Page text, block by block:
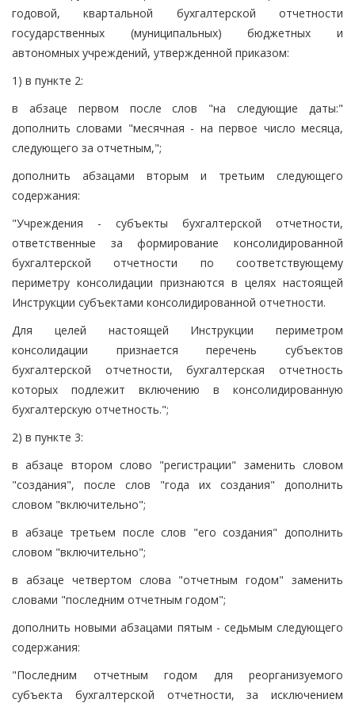
годовой, квартальной бухгалтерской отчетности
государственных (муниципальных) бюджетных и
автономных учреждений, утвержденной приказом:
1) в пункте 2:
в абзаце первом после слов "на следующие даты:"
дополнить словами "месячная - на первое число месяца,
следующего за отчетным,";
дополнить абзацами вторым и третьим следующего
содержания:
"Учреждения - субъекты бухгалтерской отчетности,
ответственные за формирование консолидированной
бухгалтерской отчетности по соответствующему
периметру консолидации признаются в целях настоящей
Инструкции субъектами консолидированной отчетности.
Для целей настоящей Инструкции периметром
консолидации признается перечень субъектов
бухгалтерской отчетности, бухгалтерская отчетность
которых подлежит включению в консолидированную
бухгалтерскую отчетность.";
2) в пункте 3:
в абзаце втором слово "регистрации" заменить словом
"создания", после слов "года их создания" дополнить
словом "включительно";
в абзаце третьем после слов "его создания" дополнить
словом "включительно";
в абзаце четвертом слова "отчетным годом" заменить
словами "последним отчетным годом";
дополнить новыми абзацами пятым - седьмым следующего
содержания:
"Последним отчетным годом для реорганизуемого
субъекта бухгалтерской отчетности, за исключением